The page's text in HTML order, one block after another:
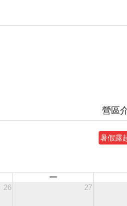
營區
暑假露
一
26
27